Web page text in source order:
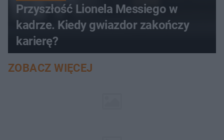
Przyszłość Lionela Messiego w
kadrze. Kiedy gwiazdor zakończy
karierę?
ZOBACZ WIĘCEJ